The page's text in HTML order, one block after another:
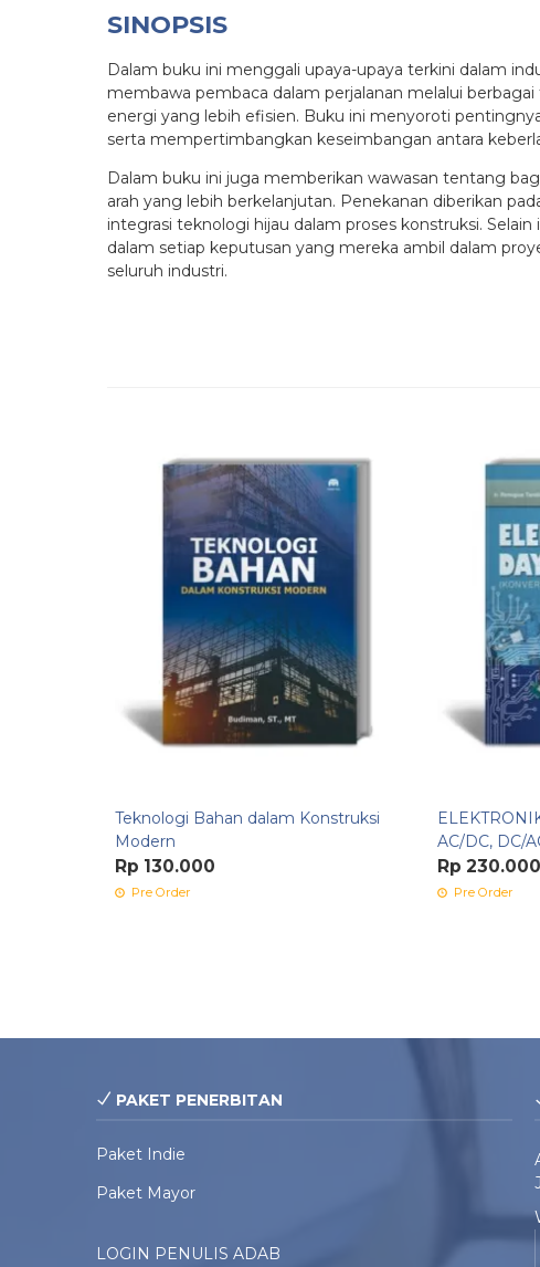
SINOPSIS
Dalam buku ini menggali upaya-upaya terkini dalam
membawa pembaca dalam perjalanan melalui
energi yang lebih efisien. Buku ini menyoroti
serta mempertimbangkan keseimbangan antara
Dalam buku ini juga memberikan wawasan tentang
arah yang lebih berkelanjutan. Penekanan diberikan
integrasi teknologi hijau dalam proses konstruksi.
dalam setiap keputusan yang mereka ambil dalam
seluruh industri.
Teknologi Bahan dalam Konstruksi
Modern
Rp 130.000
Pre Order
AC/DC, DC/
Rp 230.000
Pre Order
PAKET PENERBITAN
Paket Indie
Paket Mayor
LOGIN PENULIS ADAB